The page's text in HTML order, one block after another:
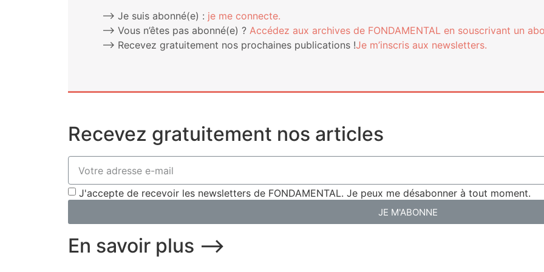
⟶ Je suis abonné(e) : je me connecte.
⟶ Vous n’êtes pas abonné(e) ? Accé­dez aux archives de FONDAMENTAL en sous­cri­vant un
⟶ Rece­vez gra­tui­te­ment nos pro­chaines publi­ca­tions !Je m’ins­cris aux newsletters.
Recevez gratuitement nos articles
J'accepte de recevoir les newsletters de FONDAMENTAL. Je peux me désabonner à tout moment.
JE M'ABONNE
En savoir plus ⟶